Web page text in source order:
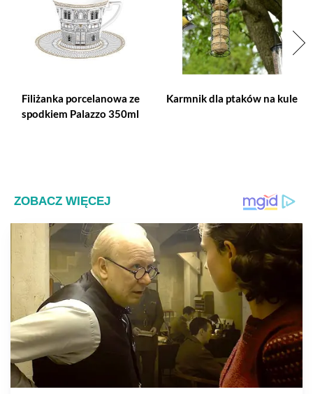
Filiżanka porcelanowa ze
spodkiem Palazzo 350ml
Karmnik dla ptaków na kule